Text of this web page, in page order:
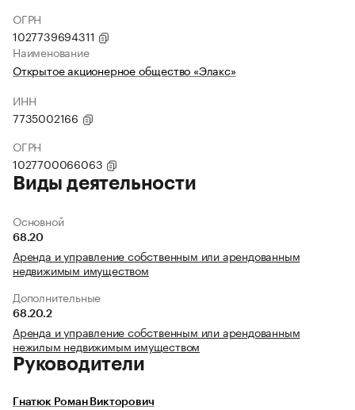
ОГРН
1027739694311
Наименование
Открытое акционерное общество «Элакс»
ИНН
7735002166
ОГРН
1027700066063
Виды деятельности
Основной
68.20
Аренда и управление собственным или арендованным
недвижимым имуществом
Дополнительные
68.20.2
Аренда и управление собственным или арендованным
нежилым недвижимым имуществом
Руководители
Гнатюк Роман Викторович